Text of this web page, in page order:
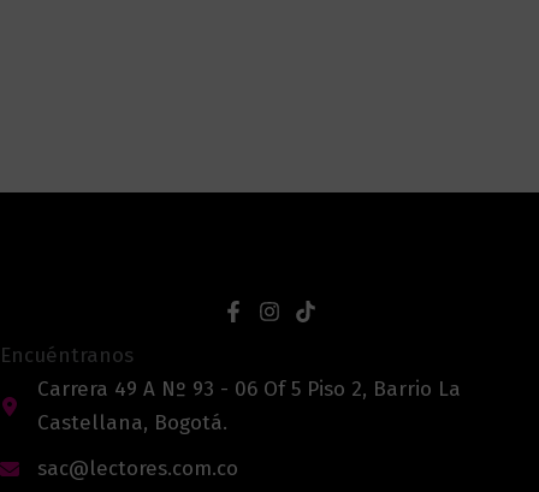
Encuéntranos
Carrera 49 A Nº 93 - 06 Of 5 Piso 2, Barrio La
Castellana, Bogotá.
sac@lectores.com.co